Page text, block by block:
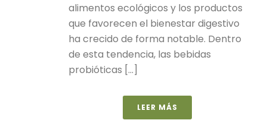
alimentos ecológicos y los productos
que favorecen el bienestar digestivo
ha crecido de forma notable. Dentro
de esta tendencia, las bebidas
probióticas [...]
LEER MÁS